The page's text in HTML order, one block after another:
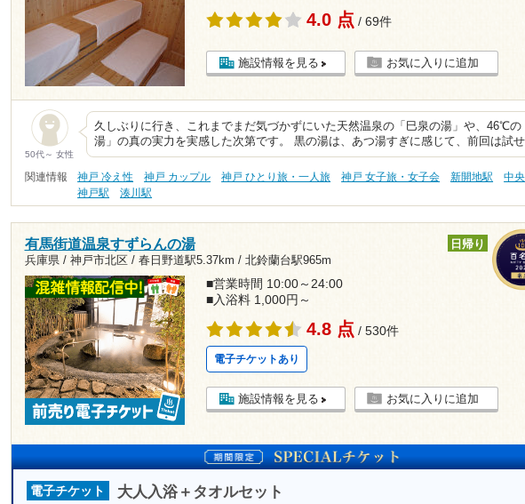
4.0 点 / 69件
施設情報を見る お気に入りに追加
50代～ 女性
久しぶりに行き、これまでまだ気づかずにいた天然温泉の「巳泉の湯」や、46℃の
湯」の真の実力を実感した次第です。 黒の湯は、あつ湯すぎに感じて、前回は試
関連情報 神戸 冷え性 神戸 カップル 神戸 ひとり旅・一人旅 神戸 女子旅・女子会 新開地駅
中
神戸駅
湊川駅
有馬街道温泉すずらんの湯
兵庫県 / 神戸市北区 / 春日野道駅5.37km / 北鈴蘭台駅965m
日帰り
■営業時間 10:00～24:00
■入浴料 1,000円～
4.8 点 / 530件
電子チケットあり
施設情報を見る お気に入りに追加
電子チケット 大人入浴＋タオルセット